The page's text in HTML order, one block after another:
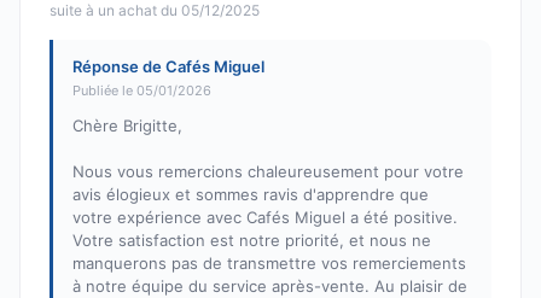
suite à un achat du 05/12/2025
Réponse de Cafés Miguel
Publiée le 05/01/2026
Chère Brigitte,
Nous vous remercions chaleureusement pour votre
avis élogieux et sommes ravis d'apprendre que
votre expérience avec Cafés Miguel a été positive.
Votre satisfaction est notre priorité, et nous ne
manquerons pas de transmettre vos remerciements
à notre équipe du service après-vente. Au plaisir de